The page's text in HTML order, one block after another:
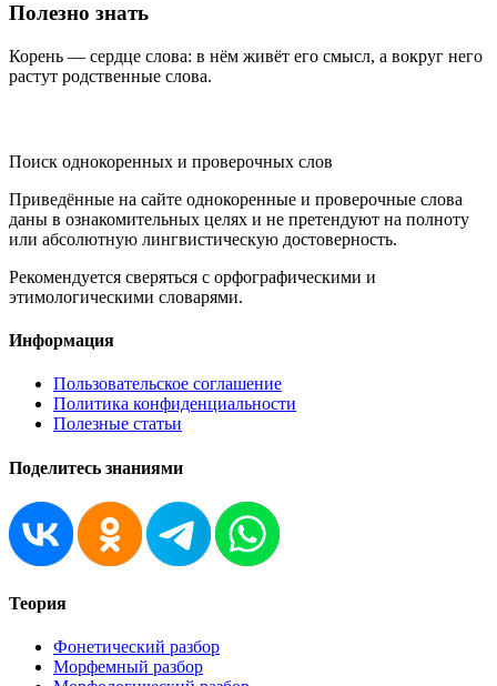
Полезно знать
Корень — сердце слова: в нём живёт его смысл, а вокруг него
растут родственные слова.
Поиск однокоренных и проверочных слов
Приведённые на сайте однокоренные и проверочные слова
даны в ознакомительных целях и не претендуют на полноту
или абсолютную лингвистическую достоверность.
Рекомендуется сверяться с орфографическими и
этимологическими словарями.
Информация
Пользовательское соглашение
Политика конфиденциальности
Полезные статьи
Поделитесь знаниями
Теория
Фонетический разбор
Морфемный разбор